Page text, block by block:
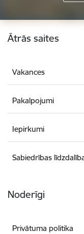
Kājene
Ātrās saites
Vakances
Pakalpojumi
Iepirkumi
Sabiedrības
Noderīgi
Privātuma politika